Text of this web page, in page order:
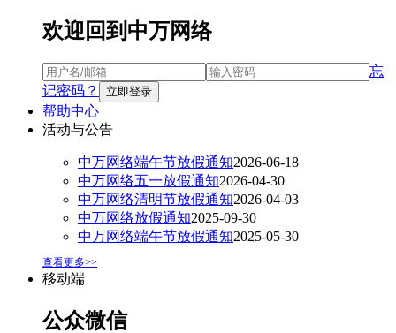
欢迎回到中万网络
忘
记密码？
帮助中心
活动与公告
中万网络端午节放假通知2026-06-18
中万网络五一放假通知2026-04-30
中万网络清明节放假通知2026-04-03
中万网络放假通知2025-09-30
中万网络端午节放假通知2025-05-30
查看更多>>
移动端
公众微信